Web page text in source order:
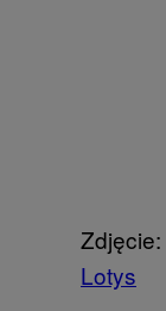
Zdjęcie:
Lotys